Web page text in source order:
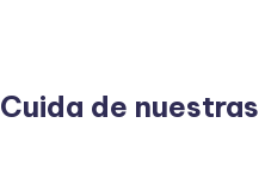
de nuestras